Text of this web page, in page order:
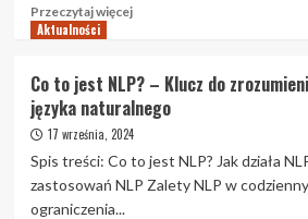
Przeczytaj więcejPrzeczytaj
Online
–
Nowoczesne
wsparcie
wyciągnięcie
Aktualności
Co to jest NLP? – Klucz do
języka naturalnego
17 września, 2024
Spis treści: Co to jest NLP? Jak działa
zastosowań NLP Zalety NLP w
ograniczenia...